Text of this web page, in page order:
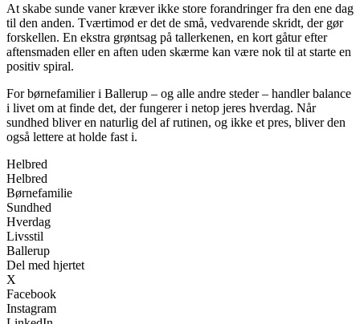
At skabe sunde vaner kræver ikke store forandringer fra den ene dag
til den anden. Tværtimod er det de små, vedvarende skridt, der gør
forskellen. En ekstra grøntsag på tallerkenen, en kort gåtur efter
aftensmaden eller en aften uden skærme kan være nok til at starte en
positiv spiral.
For børnefamilier i Ballerup – og alle andre steder – handler balance
i livet om at finde det, der fungerer i netop jeres hverdag. Når
sundhed bliver en naturlig del af rutinen, og ikke et pres, bliver den
også lettere at holde fast i.
Helbred
Helbred
Børnefamilie
Sundhed
Hverdag
Livsstil
Ballerup
Del med hjertet
X
Facebook
Instagram